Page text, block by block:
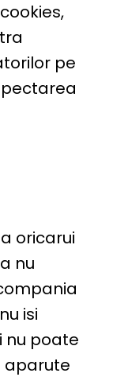
pe
oricarui
nu
isi
nu poate
aparute